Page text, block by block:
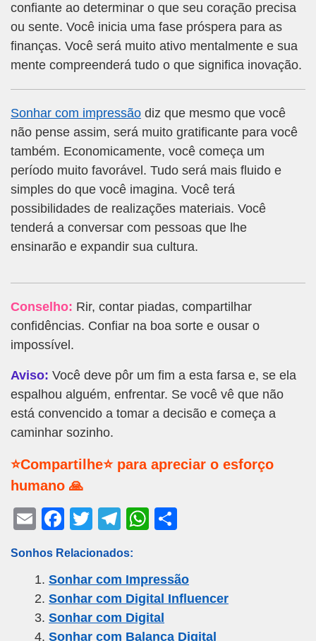
confiante ao determinar o que seu coração precisa
ou sente. Você inicia uma fase próspera para as
finanças. Você será muito ativo mentalmente e sua
mente compreenderá tudo o que significa inovação.
Sonhar com impressão diz que mesmo que você
não pense assim, será muito gratificante para você
também. Economicamente, você começa um
período muito favorável. Tudo será mais fluido e
simples do que você imagina. Você terá
possibilidades de realizações materiais. Você
tenderá a conversar com pessoas que lhe
ensinarão e expandir sua cultura.
Conselho: Rir, contar piadas, compartilhar
confidências. Confiar na boa sorte e ousar o
impossível.
Aviso: Você deve pôr um fim a esta farsa e, se ela
espalhou alguém, enfrentar. Se você vê que não
está convencido a tomar a decisão e começa a
caminhar sozinho.
⭐Compartilhe⭐ para apreciar o esforço
humano 🙏
E
ail
F
c
e
b
o
T
tt
er
T
e
gr
a
m
W
s
A
p
e
Sonhos Relacionados:
Sonhar com Impressão
Sonhar com Digital Influencer
Sonhar com Digital
Sonhar com Balança Digital